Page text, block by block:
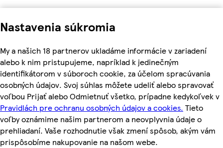
Nastavenia súkromia
My a našich 18 partnerov ukladáme informácie v zariadení
alebo k nim pristupujeme, napríklad k jedinečným
identifikátorom v súboroch cookie, za účelom spracúvania
osobných údajov. Svoj súhlas môžete udeliť alebo spravovať
voľbou Prijať alebo Odmietnuť všetko, prípadne kedykoľvek v
Pravidlách pre ochranu osobných údajov a cookies. Tieto
voľby oznámime našim partnerom a neovplyvnia údaje o
prehliadaní. Vaše rozhodnutie však zmení spôsob, akým vám
prispôsobíme nakupovanie na našom webe.